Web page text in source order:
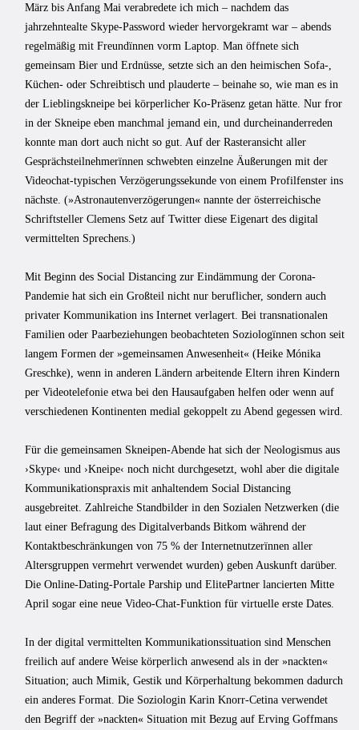
März bis Anfang Mai verabredete ich mich – nachdem das
jahrzehntealte Skype-Password wieder hervorgekramt war – abends
regelmäßig mit Freundïnnen vorm Laptop. Man öffnete sich
gemeinsam Bier und Erdnüsse, setzte sich an den heimischen Sofa-,
Küchen- oder Schreibtisch und plauderte – beinahe so, wie man es in
der Lieblingskneipe bei körperlicher Ko-Präsenz getan hätte. Nur fror
in der Skneipe eben manchmal jemand ein, und durcheinanderreden
konnte man dort auch nicht so gut. Auf der Rasteransicht aller
Gesprächsteilnehmerïnnen schwebten einzelne Äußerungen mit der
Videochat-typischen Verzögerungssekunde von einem Profilfenster ins
nächste. (»Astronautenverzögerungen« nannte der österreichische
Schriftsteller Clemens Setz auf Twitter diese Eigenart des digital
vermittelten Sprechens.)
Mit Beginn des Social Distancing zur Eindämmung der Corona-
Pandemie hat sich ein Großteil nicht nur beruflicher, sondern auch
privater Kommunikation ins Internet verlagert. Bei transnationalen
Familien oder Paarbeziehungen beobachteten Soziologïnnen schon seit
langem Formen der »gemeinsamen Anwesenheit« (Heike Mónika
Greschke), wenn in anderen Ländern arbeitende Eltern ihren Kindern
per Videotelefonie etwa bei den Hausaufgaben helfen oder wenn auf
verschiedenen Kontinenten medial gekoppelt zu Abend gegessen wird.
Für die gemeinsamen Skneipen-Abende hat sich der Neologismus aus
›Skype‹ und ›Kneipe‹ noch nicht durchgesetzt, wohl aber die digitale
Kommunikationspraxis mit anhaltendem Social Distancing
ausgebreitet. Zahlreiche Standbilder in den Sozialen Netzwerken (die
laut einer Befragung des Digitalverbands Bitkom während der
Kontaktbeschränkungen von 75 % der Internetnutzerïnnen aller
Altersgruppen vermehrt verwendet wurden) geben Auskunft darüber.
Die Online-Dating-Portale Parship und ElitePartner lancierten Mitte
April sogar eine neue Video-Chat-Funktion für virtuelle erste Dates.
In der digital vermittelten Kommunikationssituation sind Menschen
freilich auf andere Weise körperlich anwesend als in der »nackten«
Situation; auch Mimik, Gestik und Körperhaltung bekommen dadurch
ein anderes Format. Die Soziologin Karin Knorr-Cetina verwendet
den Begriff der »nackten« Situation mit Bezug auf Erving Goffmans